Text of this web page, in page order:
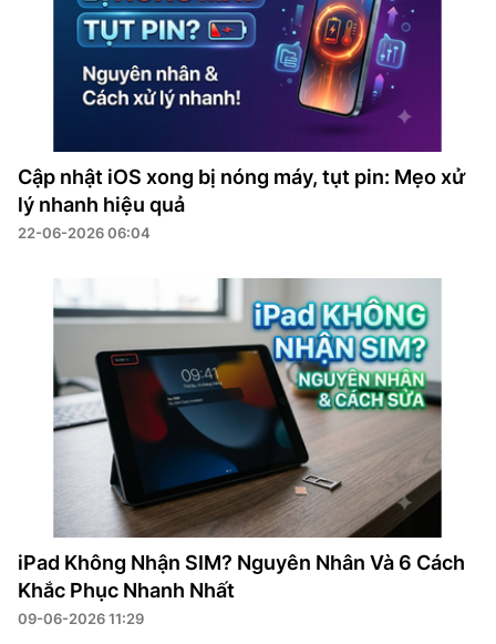
Cập nhật iOS xong bị nóng máy, tụt pin: Mẹo xử
lý nhanh hiệu quả
22-06-2026 06:04
iPad Không Nhận SIM? Nguyên Nhân Và 6 Cách
Khắc Phục Nhanh Nhất
09-06-2026 11:29